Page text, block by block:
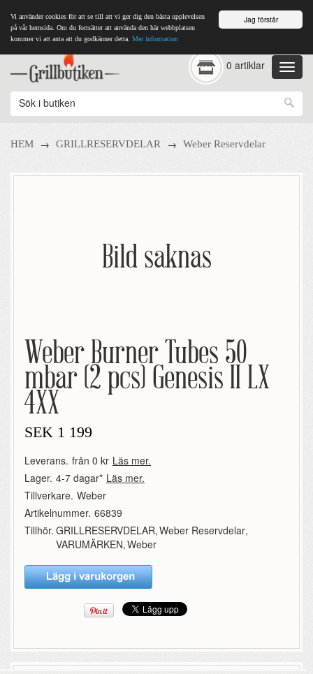
Jag förstår
Vi använder cookies för att se till att vi ger dig den bästa upplevelsen
på vår hemsida. Om du fortsätter att använda den här webbplatsen
kommer vi att anta att du godkänner detta. Mer information
0 artiklar
HEM → GRILLRESERVDELAR → Weber Reservdelar
Bild saknas
Weber Burner Tubes 50
mbar (2 pcs) Genesis II LX
4XX
SEK 1 199
Leverans. från 0 kr Läs mer.
Lager. 4-7 dagar* Läs mer.
Tillverkare. Weber
Artikelnummer. 66839
Tillhör. GRILLRESERVDELAR,Weber Reservdelar,
VARUMÄRKEN,Weber